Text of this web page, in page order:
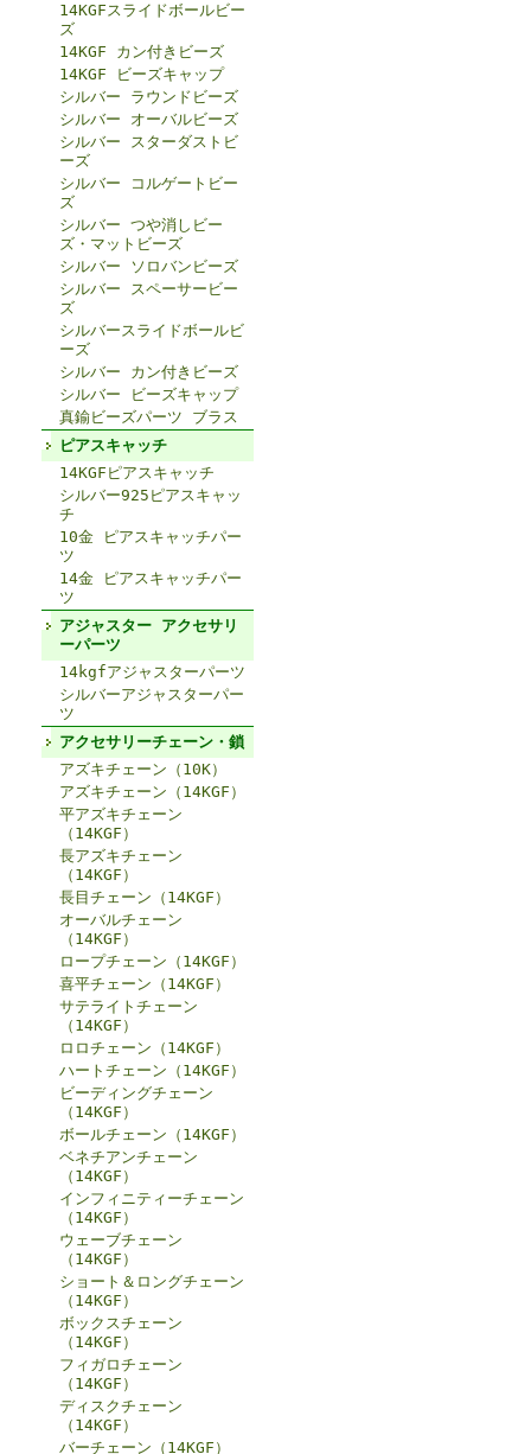
14KGFスライドボールビー
ズ
14KGF カン付きビーズ
14KGF ビーズキャップ
シルバー ラウンドビーズ
シルバー オーバルビーズ
シルバー スターダストビ
ーズ
シルバー コルゲートビー
ズ
シルバー つや消しビー
ズ・マットビーズ
シルバー ソロバンビーズ
シルバー スペーサービー
ズ
シルバースライドボールビ
ーズ
シルバー カン付きビーズ
シルバー ビーズキャップ
真鍮ビーズパーツ ブラス
ピアスキャッチ
14KGFピアスキャッチ
シルバー925ピアスキャッ
チ
10金 ピアスキャッチパー
ツ
14金 ピアスキャッチパー
ツ
アジャスター アクセサリ
ーパーツ
14kgfアジャスターパーツ
シルバーアジャスターパー
ツ
アクセサリーチェーン・鎖
アズキチェーン（10K）
アズキチェーン（14KGF）
平アズキチェーン
（14KGF）
長アズキチェーン
（14KGF）
長目チェーン（14KGF）
オーバルチェーン
（14KGF）
ロープチェーン（14KGF）
喜平チェーン（14KGF）
サテライトチェーン
（14KGF）
ロロチェーン（14KGF）
ハートチェーン（14KGF）
ビーディングチェーン
（14KGF）
ボールチェーン（14KGF）
ベネチアンチェーン
（14KGF）
インフィニティーチェーン
（14KGF）
ウェーブチェーン
（14KGF）
ショート＆ロングチェーン
（14KGF）
ボックスチェーン
（14KGF）
フィガロチェーン
（14KGF）
ディスクチェーン
（14KGF）
バーチェーン（14KGF）